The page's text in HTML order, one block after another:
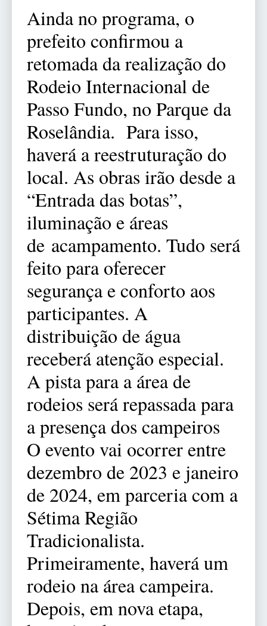
Ainda no programa, o
prefeito confirmou a
retomada da realização do
Rodeio Internacional de
Passo Fundo, no Parque da
Roselândia. Para isso,
haverá a reestruturação do
local. As obras irão desde a
“Entrada das botas”,
iluminação e áreas
de acampamento. Tudo será
feito para oferecer
segurança e conforto aos
participantes. A
distribuição de água
receberá atenção especial.
A pista para a área de
rodeios será repassada para
a presença dos campeiros
O evento vai ocorrer entre
dezembro de 2023 e janeiro
de 2024, em parceria com a
Sétima Região
Tradicionalista.
Primeiramente, haverá um
rodeio na área campeira.
Depois, em nova etapa,